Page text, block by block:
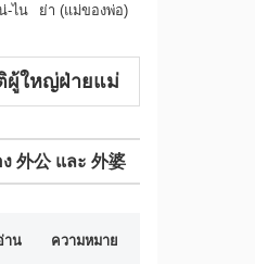
-ไน ย่า (แม่ของพ่อ)
ผู้ใหญ่ฝ่ายแม่
外公 และ 外婆
าน ความหมาย